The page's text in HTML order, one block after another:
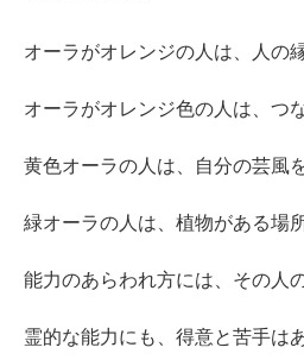
オーラがオレンジの人は、人の
オーラがオレンジ色の人は、つ
黄色オーラの人は、自分の芸風
緑オーラの人は、植物がある場
能力のあらわれ方には、その人
霊的な能力にも、得意と苦手は